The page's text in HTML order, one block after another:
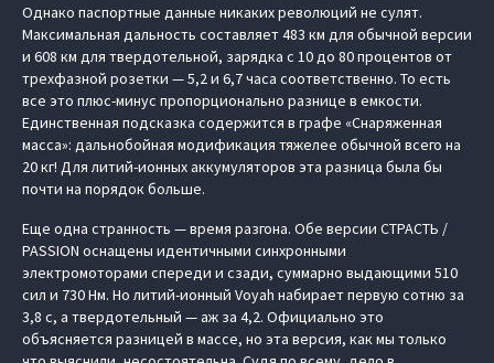
Однако паспортные данные никаких революций не сулят.
Максимальная дальность составляет 483 км для обычной версии
и 608 км для твердотельной, зарядка с 10 до 80 процентов от
трехфазной розетки — 5,2 и 6,7 часа соответственно. То есть
все это плюс-минус пропорционально разнице в емкости.
Единственная подсказка содержится в графе «Снаряженная
масса»: дальнобойная модификация тяжелее обычной всего на
20 кг! Для литий-ионных аккумуляторов эта разница была бы
почти на порядок больше.
Еще одна странность — время разгона. Обе версии СТРАСТЬ /
PASSION оснащены идентичными синхронными
электромоторами спереди и сзади, суммарно выдающими 510
сил и 730 Нм. Но литий-ионный Voyah набирает первую сотню за
3,8 с, а твердотельный — аж за 4,2. Официально это
объясняется разницей в массе, но эта версия, как мы только